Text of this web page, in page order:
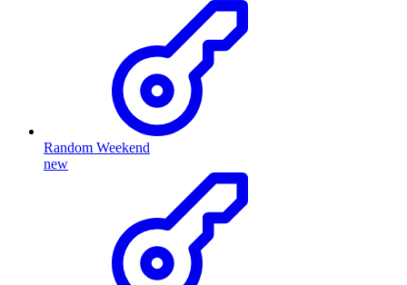
Random Weekend
new